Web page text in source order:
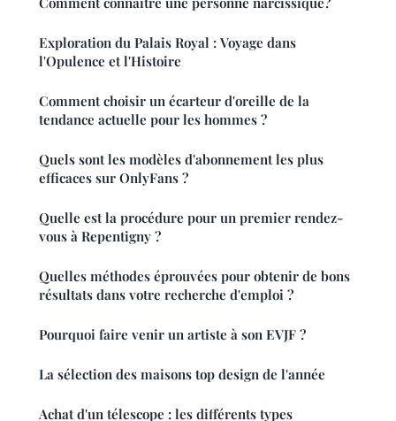
Exploration du Palais Royal : Voyage dans
l'Opulence et l'Histoire
Comment choisir un écarteur d'oreille de la
tendance actuelle pour les hommes ?
Quels sont les modèles d'abonnement les plus
efficaces sur OnlyFans ?
Quelle est la procédure pour un premier rendez-
vous à Repentigny ?
Quelles méthodes éprouvées pour obtenir de bons
résultats dans votre recherche d'emploi ?
Pourquoi faire venir un artiste à son EVJF ?
La sélection des maisons top design de l'année
Achat d'un télescope : les différents types